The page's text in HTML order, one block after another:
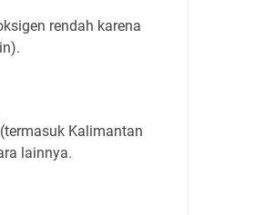
rendah karena
Kalimantan
lainnya.